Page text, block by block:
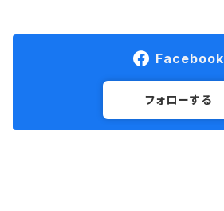
Facebook
フォローする